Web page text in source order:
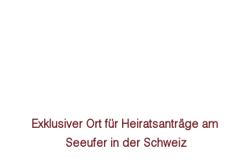
Exklusiver Ort für Heiratsanträge am
Seeufer in der Schweiz